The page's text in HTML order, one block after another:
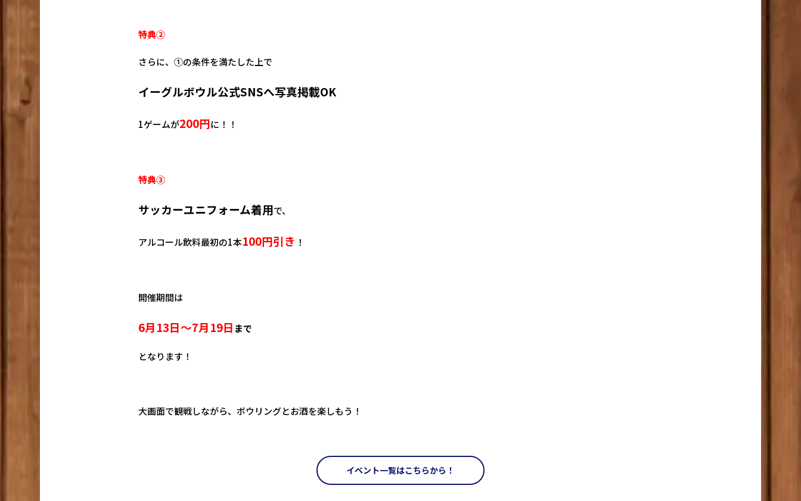
特典②
さらに、①の条件を満たした上で
イーグルボウル公式SNSへ写真掲載OK
1ゲームが200円に！！
特典③
サッカーユニフォーム着用で、
アルコール飲料最初の1本100円引き ！
開催期間は
6月13日～7月19日 まで
となります！
大画面で観戦しながら、ボウリングとお酒を楽しもう！
イベント一覧はこちらから！